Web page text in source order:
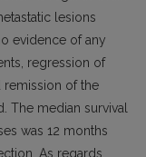
lesions
evidence of any
regression of
remission of the
The median survival
was 12 months
As regards